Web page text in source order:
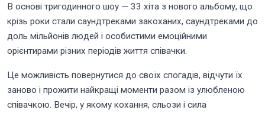
В основі тригодинного шоу — 33 хіта з нового альбому, що
крізь роки стали саундтреками закоханих, саундтреками до
доль мільйонів людей і особистими емоційними
орієнтирами різних періодів життя співачки.
Це можливість повернутися до своїх спогадів, відчути їх
заново і прожити найкращі моменти разом із улюбленою
співачкою. Вечір, у якому кохання, сльози і сила